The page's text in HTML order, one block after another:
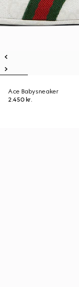
Ace Babysneaker
2.450 kr.